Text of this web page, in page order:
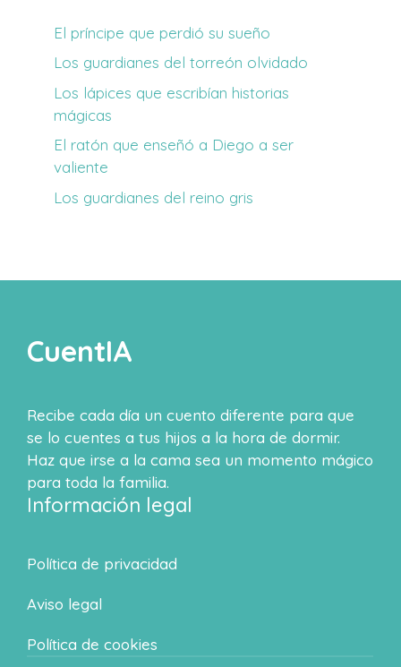
El príncipe que perdió su sueño
Los guardianes del torreón olvidado
Los lápices que escribían historias
mágicas
El ratón que enseñó a Diego a ser
valiente
Los guardianes del reino gris
CuentIA
Recibe cada día un cuento diferente para que
se lo cuentes a tus hijos a la hora de dormir.
Haz que irse a la cama sea un momento mágico
para toda la familia.
Información legal
Política de privacidad
Aviso legal
Política de cookies